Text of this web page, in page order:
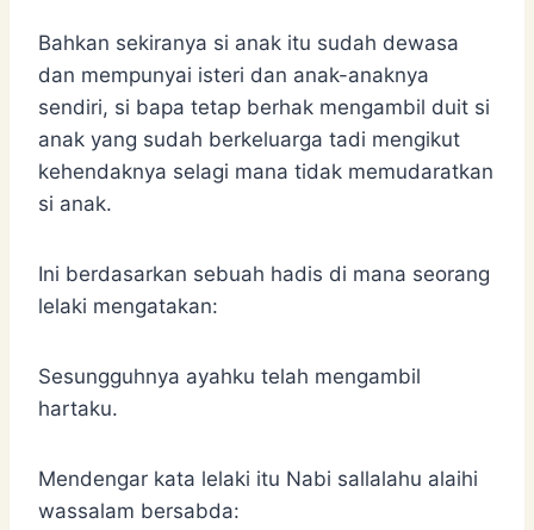
Bahkan sekiranya si anak itu sudah dewasa
dan mempunyai isteri dan anak-anaknya
sendiri, si bapa tetap berhak mengambil duit si
anak yang sudah berkeluarga tadi mengikut
kehendaknya selagi mana tidak memudaratkan
si anak.
Ini berdasarkan sebuah hadis di mana seorang
lelaki mengatakan:
Sesungguhnya ayahku telah mengambil
hartaku.
Mendengar kata lelaki itu Nabi sallalahu alaihi
wassalam bersabda: